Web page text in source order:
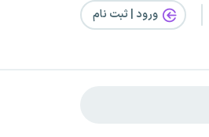
ورود | ثبت‌ نام